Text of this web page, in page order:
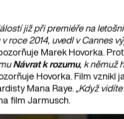
již při premiéře na
roce 2014, uvedl v Cannes
Marek Hovorka.
Návrat k rozumu, k němuž
Hovorka. Film vznikl
Mana Raye.
„Když
film Jarmusch.